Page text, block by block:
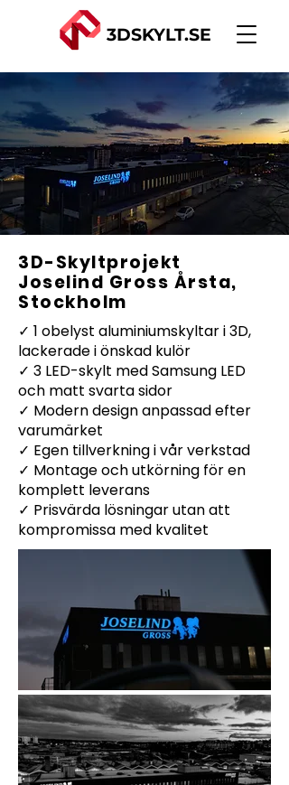
3DSKYLT.SE
3D-Skyltprojekt
Joselind Gross Årsta,
Stockholm
✓ 1 obelyst aluminiumskyltar i 3D,
lackerade i önskad kulör
✓ 3 LED-skylt med Samsung LED
och matt svarta sidor
✓ Modern design anpassad efter
varumärket
✓ Egen tillverkning i vår verkstad
✓ Montage och utkörning för en
komplett leverans
✓ Prisvärda lösningar utan att
kompromissa med kvalitet